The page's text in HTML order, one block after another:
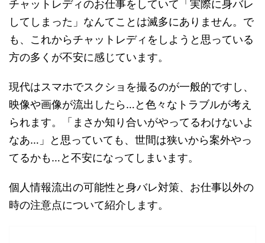
チャットレディのお仕事をしていて「実際に身バレ
してしまった」なんてことは滅多にありません。で
も、これからチャットレディをしようと思っている
方の多くが不安に感じています。
現代はスマホでスクショを撮るのが一般的ですし、
映像や画像が流出したら…と色々なトラブルが考え
られます。「まさか知り合いがやってるわけないよ
なあ…」と思っていても、世間は狭いから案外やっ
てるかも…と不安になってしまいます。
個人情報流出の可能性と身バレ対策、お仕事以外の
時の注意点について紹介します。